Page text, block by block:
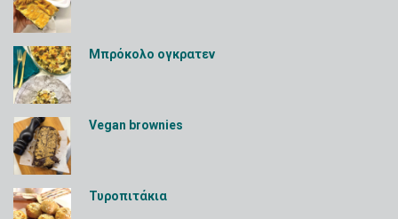
Μπρόκολο ογκρατεν
Vegan brownies
Τυροπιτάκια